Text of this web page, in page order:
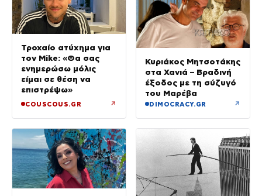
Τροχαίο ατύχημα για
τον Mike: «Θα σας
ενημερώσω μόλις
είμαι σε θέση να
επιστρέψω»
COUSCOUS.GR ↗
Κυριάκος Μητσοτάκης
στα Χανιά – Βραδινή
έξοδος με τη σύζυγό
του Μαρέβα
DIMOCRACY.GR ↗